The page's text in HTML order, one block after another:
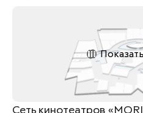
Сеть кинотеатров